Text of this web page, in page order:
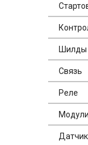
Шилды
Связь
Реле
Модули